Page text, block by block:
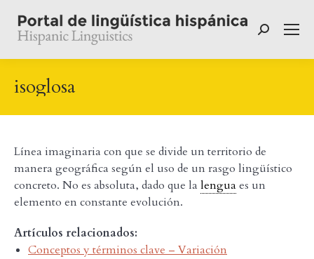
Buscar:
isoglosa
Línea imaginaria con que se divide un territorio de
manera geográfica según el uso de un rasgo lingüístico
concreto. No es absoluta, dado que la lengua es un
elemento en constante evolución.
Artículos relacionados:
Conceptos y términos clave – Variación